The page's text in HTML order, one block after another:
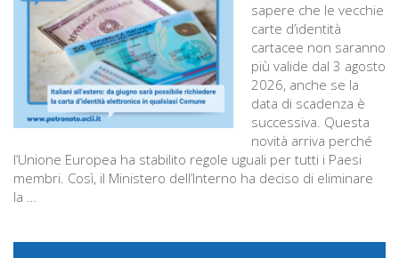
sapere che le vecchie
carte d’identità
cartacee non saranno
più valide dal 3 agosto
2026, anche se la
data di scadenza è
successiva. Questa
novità arriva perché
l’Unione Europea ha stabilito regole uguali per tutti i Paesi
membri. Così, il Ministero dell’Interno ha deciso di eliminare
la …